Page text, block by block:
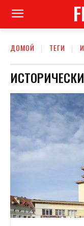
ДОМОЙ ТЕГИ